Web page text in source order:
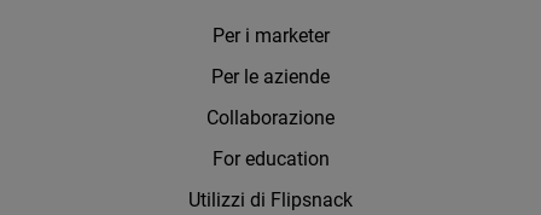
Per i marketer
Per le aziende
Collaborazione
For education
Utilizzi di Flipsnack